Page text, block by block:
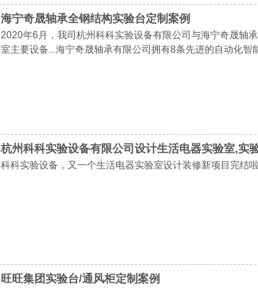
海宁奇晟轴承全钢结构实验台定制案例
2020年6月，我司杭州科科实验设备有限公司与海宁奇晟轴
室主要设备...海宁奇晟轴承有限公司拥有8条先进的自动化智
杭州科科实验设备有限公司设计生活电器实验室,实
科科实验设备，又一个生活电器实验室设计装修新项目完结
旺旺集团实验台/通风柜定制案例